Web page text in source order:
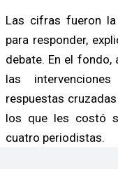
Las cifras fueron
para responder,
debate. En el
las
respuestas
los que les costó
cuatro periodistas.